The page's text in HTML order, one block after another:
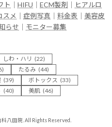
ト
HIFU ECM製剤
ヒアルロ
スメ 症例写真 料金表
美容皮
らせ モニター募集
しわ・ハリ (22)
たるみ (44)
(39) ボトックス (33)
(40) 美肌 (46)
八田院. All Rights Reserved.